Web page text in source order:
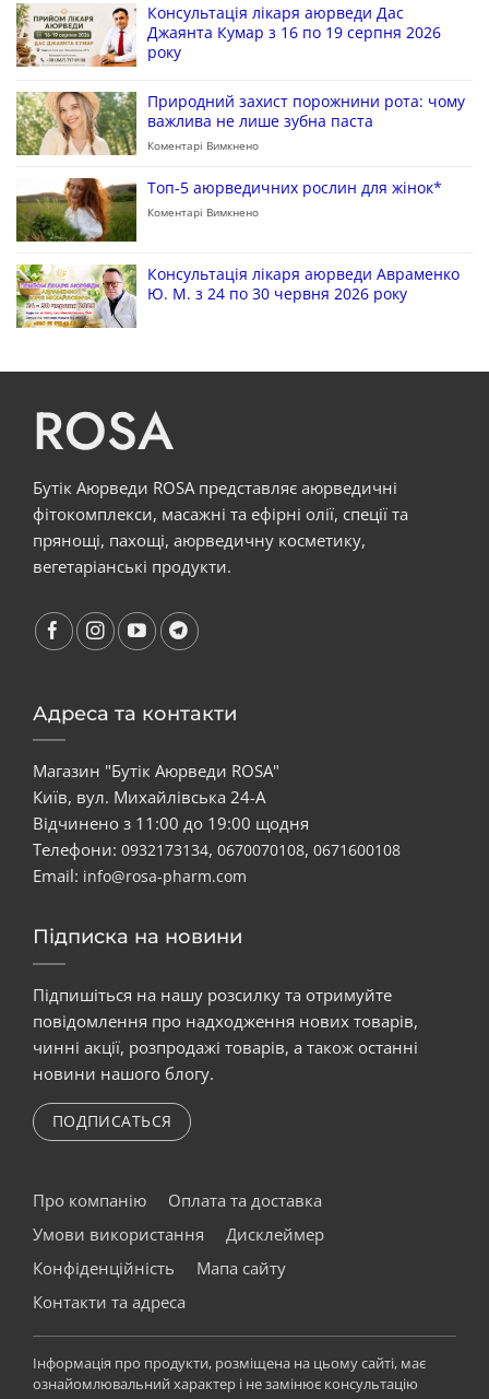
Консультація лікаря аюрведи Дас
Джаянта Кумар з 16 по 19 серпня 2026
року
Природний захист порожнини рота: чому
важлива не лише зубна паста
Коментарі Вимкнено
Топ-5 аюрведичних рослин для жінок*
Коментарі Вимкнено
Консультація лікаря аюрведи Авраменко
Ю. М. з 24 по 30 червня 2026 року
ROSA
Бутік Аюрведи ROSA представляє аюрведичні
фітокомплекси, масажні та ефірні олії, спеції та
прянощі, пахощі, аюрведичну косметику,
вегетаріанські продукти.
Адреса та контакти
Магазин "Бутік Аюрведи ROSA"
Київ, вул. Михайлівська 24-А
Відчинено з 11:00 до 19:00 щодня
Телефони: 0932173134, 0670070108, 0671600108
Email: info@rosa-pharm.com
Підписка на новини
Підпишіться на нашу розсилку та отримуйте
повідомлення про надходження нових товарів,
чинні акції, розпродажі товарів, а також останні
новини нашого блогу.
ПОДПИСАТЬСЯ
Про компанію
Оплата та доставка
Умови використання
Дисклеймер
Конфіденційність
Мапа сайту
Контакти та адреса
Інформація про продукти, розміщена на цьому сайті, має
ознайомлювальний характер і не замінює консультацію